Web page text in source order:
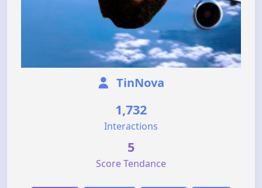
TinNova
1,732
Interactions
5
Score Tendance